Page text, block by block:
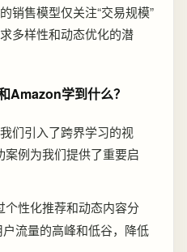
销售模型仅关注“交易规模”
多样性和动态优化的潜
Amazon学到什么？
们引入了跨界学习的视
例为我们提供了重要启
个性化推荐和动态内容分
流量的高峰和低谷，降低